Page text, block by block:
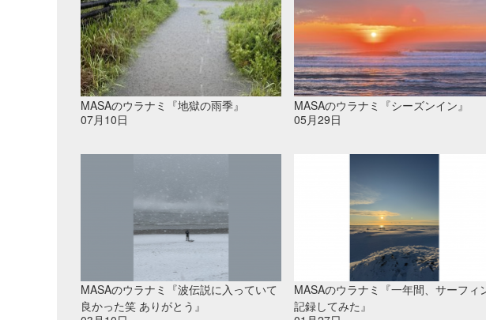
MASAのウラナミ『地獄の雨季』
07月10日
MASAのウラナミ『シーズンイン』
05月29日
MASAのウラナミ『波伝説に入っていて
良かった笑 ありがとう』
MASAのウラナミ『一年間、サーフィ
記録してみた』